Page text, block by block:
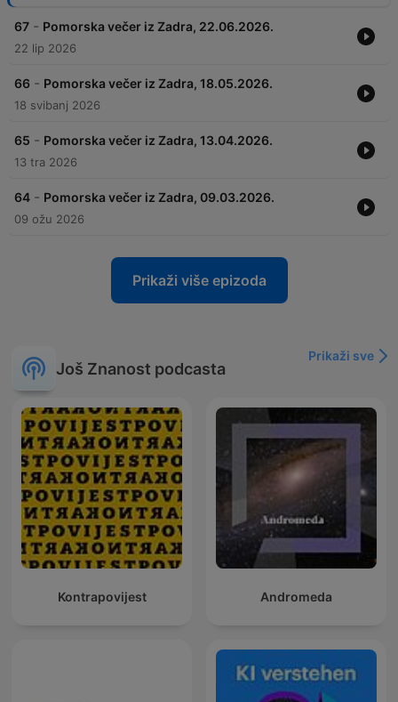
67 - Pomorska večer iz Zadra, 22.06.2026.
22 lip 2026
66 - Pomorska večer iz Zadra, 18.05.2026.
18 svibanj 2026
65 - Pomorska večer iz Zadra, 13.04.2026.
13 tra 2026
64 - Pomorska večer iz Zadra, 09.03.2026.
09 ožu 2026
Prikaži više epizoda
Još Znanost podcasta
Prikaži sve
Kontrapovijest Andromeda